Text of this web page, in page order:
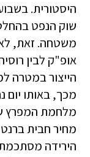
היסטורית.
שוק הנפט
משטחה. זאת,
אופ"ק לבין
הייצור במטרה